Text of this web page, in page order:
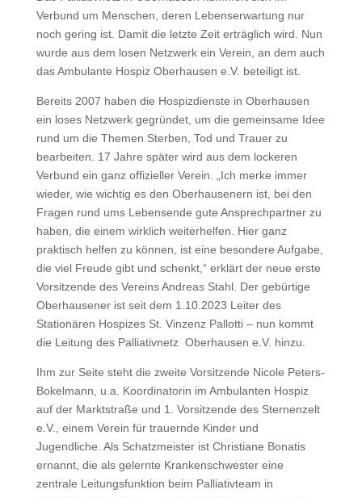
Verbund um Menschen, deren Lebenserwartung nur
noch gering ist. Damit die letzte Zeit erträglich wird. Nun
wurde aus dem losen Netzwerk ein Verein, an dem auch
das Ambulante Hospiz Oberhausen e.V. beteiligt ist.
Bereits 2007 haben die Hospizdienste in Oberhausen
ein loses Netzwerk gegründet, um die gemeinsame Idee
rund um die Themen Sterben, Tod und Trauer zu
bearbeiten. 17 Jahre später wird aus dem lockeren
Verbund ein ganz offizieller Verein. „Ich merke immer
wieder, wie wichtig es den Oberhausenern ist, bei den
Fragen rund ums Lebensende gute Ansprechpartner zu
haben, die einem wirklich weiterhelfen. Hier ganz
praktisch helfen zu können, ist eine besondere Aufgabe,
die viel Freude gibt und schenkt,“ erklärt der neue erste
Vorsitzende des Vereins Andreas Stahl. Der gebürtige
Oberhausener ist seit dem 1.10.2023 Leiter des
Stationären Hospizes St. Vinzenz Pallotti – nun kommt
die Leitung des Palliativnetz Oberhausen e.V. hinzu.
Ihm zur Seite steht die zweite Vorsitzende Nicole Peters-
Bokelmann, u.a. Koordinatorin im Ambulanten Hospiz
auf der Marktstraße und 1. Vorsitzende des Sternenzelt
e.V., einem Verein für trauernde Kinder und
Jugendliche. Als Schatzmeister ist Christiane Bonatis
ernannt, die als gelernte Krankenschwester eine
zentrale Leitungsfunktion beim Palliativteam in